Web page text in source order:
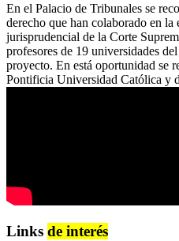
En el Palacio de Tribunales se
derecho que han colaborado en la
jurisprudencial de la Corte
profesores de 19 universidades
proyecto. En está oportunidad se
Pontificia Universidad Católica y
Links de interés